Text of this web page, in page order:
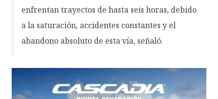
enfrentan trayectos de hasta seis horas, debido
a la saturación, accidentes constantes y el
abandono absoluto de esta vía, señaló.